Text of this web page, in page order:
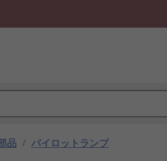
品 / パイロットランプ